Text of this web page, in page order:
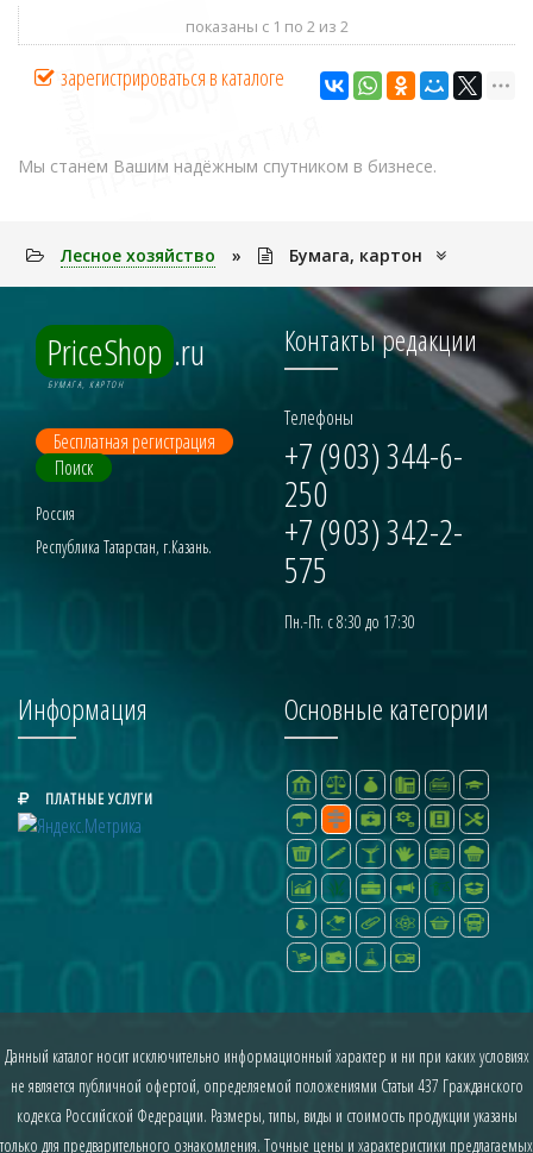
показаны с 1 по 2 из 2
зарегистрироваться в каталоге
Мы станем Вашим надёжным спутником в бизнесе.
Лесное хозяйство » Бумага, картон
PriceShop .ru
БУМАГА, КАРТОН
Бесплатная регистрация
Поиск
Россия
Республика Татарстан, г.Казань.
Контакты редакции
Телефоны
+7 (903) 344-6-
250
+7 (903) 342-2-
575
Пн.-Пт. с 8:30 до 17:30
Информация
ПЛАТНЫЕ УСЛУГИ
Основные категории
Данный каталог носит исключительно информационный характер и ни при каких условиях
не является публичной офертой, определяемой положениями Статьи 437 Гражданского
кодекса Российской Федерации. Размеры, типы, виды и стоимость продукции указаны
только для предварительного ознакомления. Точные цены и характеристики предлагаемых